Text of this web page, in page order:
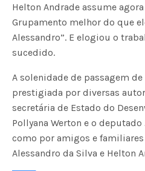
Helton Andrade assume
Grupamento melhor do que
Alessandro”. E elogiou o
sucedido.
A solenidade de passagem
prestigiada por diversas
secretária de Estado do
Pollyana Werton e o deputado
como por amigos e
Alessandro da Silva e Helton